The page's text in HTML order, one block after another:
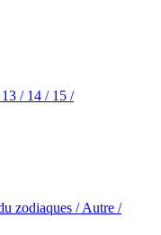
/ 14 / 15 /
zodiaques / Autre /